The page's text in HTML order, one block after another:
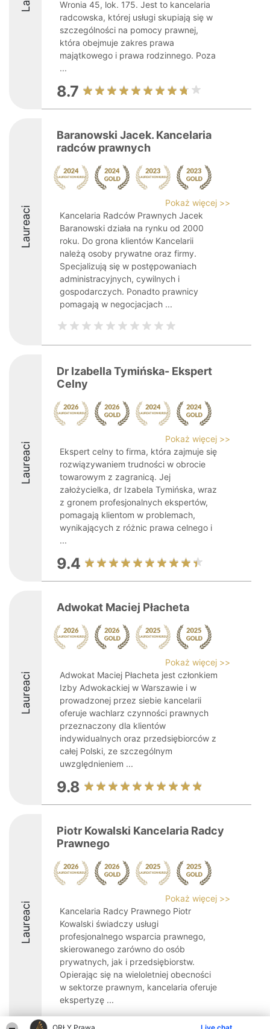
Wronia 45, lok. 175. Jest to kancelaria
radcowska, której usługi skupiają się w
szczególności na pomocy prawnej,
która obejmuje zakres prawa
majątkowego i prawa rodzinnego. Poza
...
8.7
Laureaci
Baranowski Jacek. Kancelaria
radców prawnych
Pokaż więcej >>
Kancelaria Radców Prawnych Jacek
Baranowski działa na rynku od 2000
roku. Do grona klientów Kancelarii
należą osoby prywatne oraz firmy.
Specjalizują się w postępowaniach
administracyjnych, cywilnych i
gospodarczych. Ponadto prawnicy
pomagają w negocjacjach ...
Laureaci
Dr Izabella Tymińska- Ekspert
Celny
Pokaż więcej >>
Ekspert celny to firma, która zajmuje się
rozwiązywaniem trudności w obrocie
towarowym z zagranicą. Jej
założycielka, dr Izabela Tymińska, wraz
z gronem profesjonalnych ekspertów,
pomagają klientom w problemach,
wynikających z różnic prawa celnego i
...
9.4
Laureaci
Adwokat Maciej Płacheta
Pokaż więcej >>
Adwokat Maciej Płacheta jest członkiem
Izby Adwokackiej w Warszawie i w
prowadzonej przez siebie kancelarii
oferuje wachlarz czynności prawnych
przeznaczony dla klientów
indywidualnych oraz przedsiębiorców z
całej Polski, ze szczególnym
uwzględnieniem ...
9.8
Laureaci
Piotr Kowalski Kancelaria Radcy
Prawnego
Pokaż więcej >>
Kancelaria Radcy Prawnego Piotr
Kowalski świadczy usługi
profesjonalnego wsparcia prawnego,
skierowanego zarówno do osób
prywatnych, jak i przedsiębiorstw.
Opierając się na wieloletniej obecności
w sektorze prawnym, kancelaria oferuje
ekspertyzę ...
9.3